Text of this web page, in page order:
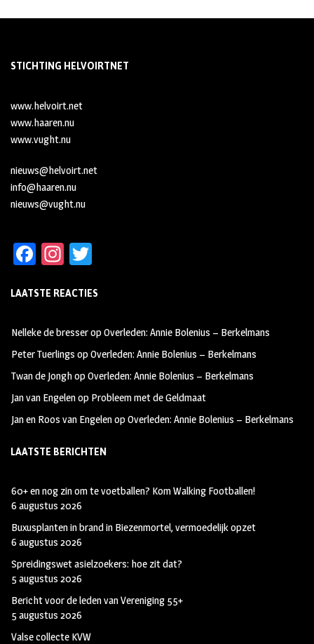
STICHTING HELVOIRTNET
www.helvoirt.net
www.haaren.nu
www.vught.nu
nieuws@helvoirt.net
info@haaren.nu
nieuws@vught.nu
Fa
b
oo
k
In
ag
m
tt
LAATSTE REACTIES
Nelleke de bresseropOverleden: Annie Bolenius – Berkelmans
Peter Tuerlings opOverleden: Annie Bolenius – Berkelmans
Twan de JonghopOverleden: Annie Bolenius – Berkelmans
Jan van Engelenop Probleem met de Geldmaat
Jan en Roos van EngelenopOverleden: Annie Bolenius – Berkelmans
LAATSTE BERICHTEN
60+ en nog zin om te voetballen? Kom Walking Footballen!
6 augustus 2026
Buxusplanten in brand in Biezenmortel, vermoedelijk opzet
6 augustus 2026
Spreidingswet asielzoekers: hoe zit dat?
5 augustus 2026
Bericht voor de leden van Vereniging 55+
5 augustus 2026
Valse collecte KVW